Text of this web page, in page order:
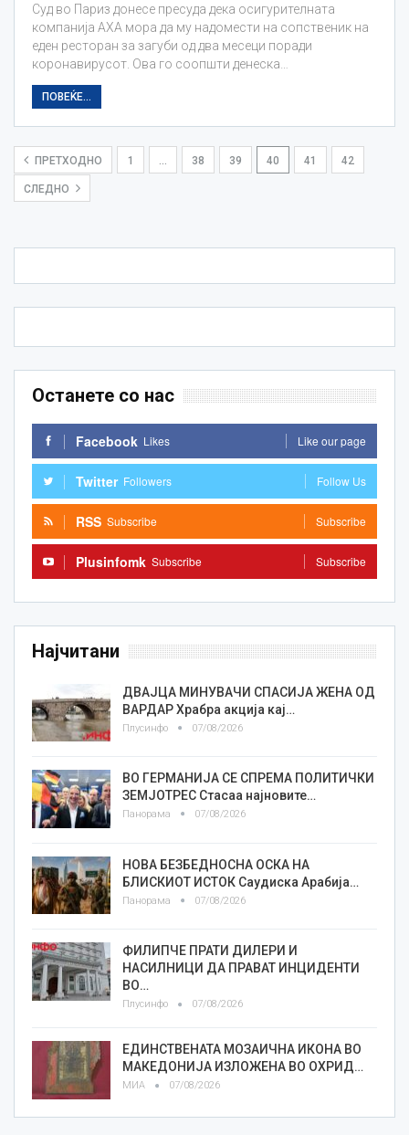
Суд во Париз донесе пресуда дека осигурителната
компанија AXA мора да му надомести на сопственик на
еден ресторан за загуби од два месеци поради
коронавирусот. Ова го соопшти денеска…
ПОВЕЌЕ...
ПРЕТХОДНО 1 38 39 40 41 42
СЛЕДНО
Останете со нас
Facebook Likes Like our page
Twitter Followers Follow Us
RSS Subscribe Subscribe
Plusinfomk Subscribe Subscribe
Најчитани
ДВАЈЦА МИНУВАЧИ СПАСИЈА ЖЕНА ОД
ВАРДАР Храбра акција кај…
Плусинфо 07/08/2026
ВО ГЕРМАНИЈА СЕ СПРЕМА ПОЛИТИЧКИ
ЗЕМЈОТРЕС Стасаа најновите…
Панорама 07/08/2026
НОВА БЕЗБЕДНОСНА ОСКА НА
БЛИСКИОТ ИСТОК Саудиска Арабија…
Панорама 07/08/2026
ФИЛИПЧЕ ПРАТИ ДИЛЕРИ И
НАСИЛНИЦИ ДА ПРАВАТ ИНЦИДЕНТИ
ВО…
Плусинфо 07/08/2026
ЕДИНСТВЕНАТА МОЗАИЧНА ИКОНА ВО
МАКЕДОНИЈА ИЗЛОЖЕНА ВО ОХРИД…
МИА 07/08/2026